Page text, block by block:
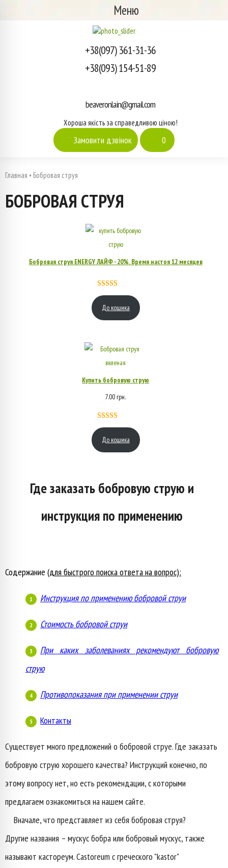
Меню
+38(097) 361-31-36
+38(093) 154-51-89
beaveronlain@gmail.com
Хороша якість за справедливою ціною!
Замовити дзвінок 0
Главная • Бобровая струя
БОБРОВАЯ СТРУЯ
Бобровая струя ENERGY ЛАЙФ - 20%. Время настоя 12 месяцев
Рейтинг
5.00
1
До кошика
Купить бобровую струю
7.00 грн.
Рейтинг
5.00
1
До кошика
Где заказать бобровую струю и
инструкция по применению
Содержание (для быстрого поиска ответа на вопрос):
Инструкция по применению бобровой струи
Стоимость бобровой струи
При каких заболеваниях рекомендуют бобровую
струю
Противопоказания при применении струи
Контакты
Существует много предложений о бобровой струе. Где заказать
бобровую струю хорошего качества? Инструкций конечно, по
этому вопросу нет, но есть рекомендации, с которыми
предлагаем ознакомиться на нашем сайте.
Вначале, что представляет из себя бобровая струя?
Другие названия – мускус бобра или бобровый мускус, также
называют кастореум. Castoreum с греческого "kastor"